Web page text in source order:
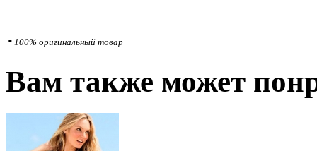
• 100% оригинальный товар
Вам также может